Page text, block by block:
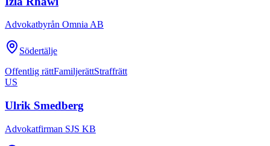
Advokatbyrån Omnia AB
Södertälje
Offentlig rättFamiljerättStraffrätt
US
Ulrik Smedberg
Advokatfirman SJS KB